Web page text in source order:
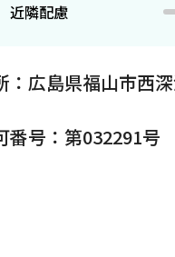
近隣配慮
：広島県福山市西
番号：第032291号